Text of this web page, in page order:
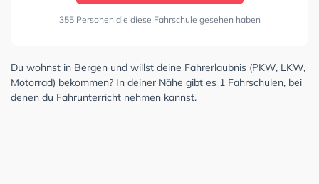
355 Personen die diese Fahrschule gesehen haben
Du wohnst in Bergen und willst deine Fahrerlaubnis (PKW, LKW,
Motorrad) bekommen? In deiner Nähe gibt es 1 Fahrschulen, bei
denen du Fahrunterricht nehmen kannst.